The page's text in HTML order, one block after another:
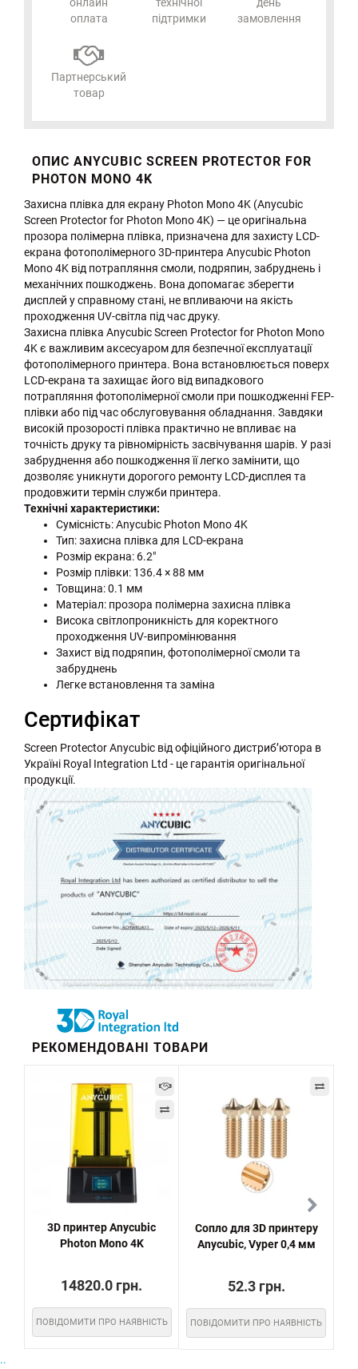
оплата
підтримки
замовлення
Партнерський
товар
ОПИС ANYCUBIC SCREEN PROTECTOR FOR
PHOTON MONO 4K
Захисна плівка для екрану Photon Mono 4K (Anycubic
Screen Protector for Photon Mono 4K) — це оригінальна
прозора полімерна плівка, призначена для захисту LCD-
екрана фотополімерного 3D-принтера Anycubic Photon
Mono 4K від потрапляння смоли, подряпин, забруднень і
механічних пошкоджень. Вона допомагає зберегти
дисплей у справному стані, не впливаючи на якість
проходження UV-світла під час друку.
Захисна плівка Anycubic Screen Protector for Photon Mono
4K є важливим аксесуаром для безпечної експлуатації
фотополімерного принтера. Вона встановлюється поверх
LCD-екрана та захищає його від випадкового
потрапляння фотополімерної смоли при пошкодженні FEP-
плівки або під час обслуговування обладнання. Завдяки
високій прозорості плівка практично не впливає на
точність друку та рівномірність засвічування шарів. У разі
забруднення або пошкодження її легко замінити, що
дозволяє уникнути дорогого ремонту LCD-дисплея та
продовжити термін служби принтера.
Технічні характеристики:
Сумісність: Anycubic Photon Mono 4K
Тип: захисна плівка для LCD-екрана
Розмір екрана: 6.2"
Розмір плівки: 136.4 × 88 мм
Товщина: 0.1 мм
Матеріал: прозора полімерна захисна плівка
Висока світлопроникність для коректного
проходження UV-випромінювання
Захист від подряпин, фотополімерної смоли та
забруднень
Легке встановлення та заміна
Сертифікат
Screen Protector Anycubic від офіційного дистриб’ютора в
Україні Royal Integration Ltd - це гарантія оригінальної
продукції.
РЕКОМЕНДОВАНІ ТОВАРИ
3D принтер Anycubic
Photon Mono 4K
14820.0 грн.
ПОВІДОМИТИ ПРО НАЯВНІСТЬ
Сопло для 3D принтеру
Anycubic, Vyper 0,4 мм
52.3 грн.
ПОВІДОМИТИ ПРО НАЯВНІСТЬ
..